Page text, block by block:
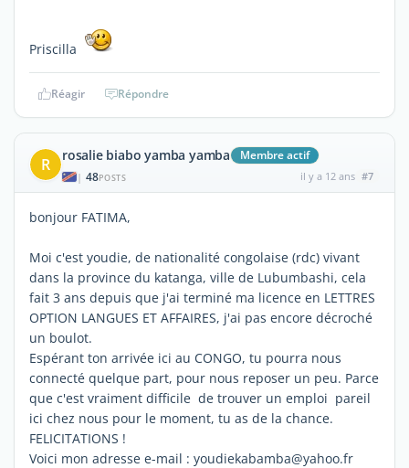
Priscilla
Réagir Répondre
R rosalie biabo yamba yamba Membre actif
| 48POSTS il y a 12 ans #7
bonjour FATIMA,
Moi c'est youdie, de nationalité congolaise (rdc) vivant
dans la province du katanga, ville de Lubumbashi, cela
fait 3 ans depuis que j'ai terminé ma licence en LETTRES
OPTION LANGUES ET AFFAIRES, j'ai pas encore décroché
un boulot.
Espérant ton arrivée ici au CONGO, tu pourra nous
connecté quelque part, pour nous reposer un peu. Parce
que c'est vraiment difficile de trouver un emploi pareil
ici chez nous pour le moment, tu as de la chance.
FELICITATIONS !
Voici mon adresse e-mail : youdiekabamba@yahoo.fr